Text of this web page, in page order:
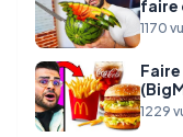
faire
1170
1229